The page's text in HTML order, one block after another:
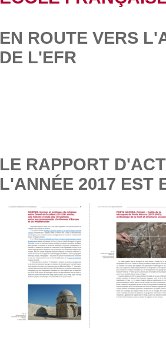
EN ROUTE VERS
DE L'EFR
LE RAPPORT
L'ANNÉE 2017 EST